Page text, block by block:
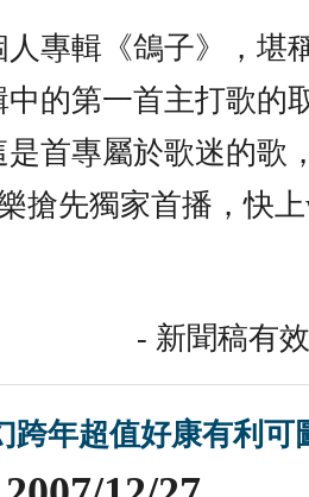
專輯《鴿子》，堪
的第一首主打歌的
首專屬於歌迷的歌
搶先獨家首播，快
- 新聞稿有
年超值好康有利可